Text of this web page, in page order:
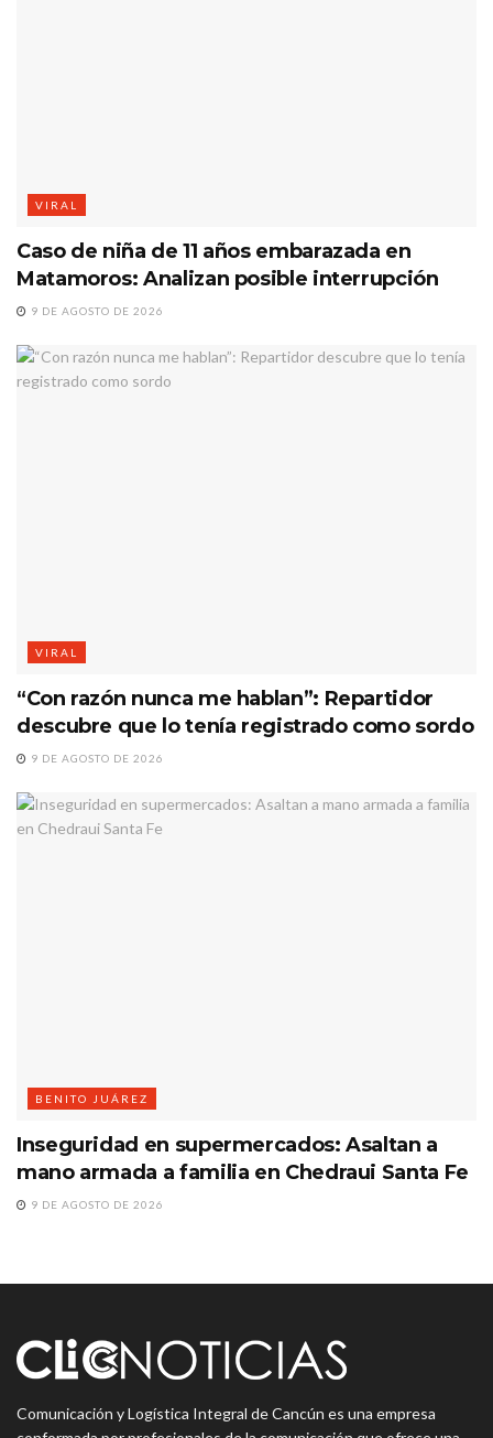
VIRAL
Caso de niña de 11 años embarazada en
Matamoros: Analizan posible interrupción
9 DE AGOSTO DE 2026
VIRAL
“Con razón nunca me hablan”: Repartidor
descubre que lo tenía registrado como sordo
9 DE AGOSTO DE 2026
BENITO JUÁREZ
Inseguridad en supermercados: Asaltan a
mano armada a familia en Chedraui Santa Fe
9 DE AGOSTO DE 2026
Comunicación y Logística Integral de Cancún es una empresa